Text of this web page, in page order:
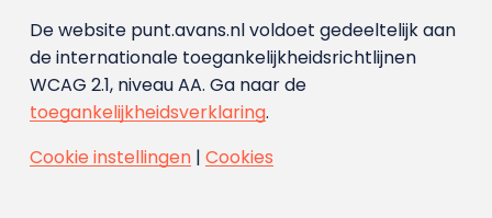
De website punt.avans.nl voldoet gedeeltelijk aan
de internationale toegankelijkheidsrichtlijnen
WCAG 2.1, niveau AA. Ga naar de
toegankelijkheidsverklaring.
Cookie instellingen| Cookies